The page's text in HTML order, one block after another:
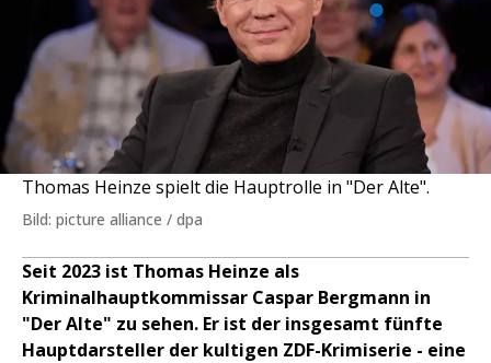
Thomas Heinze spielt die Hauptrolle in "Der Alte".
Bild: picture alliance / dpa
Seit 2023 ist Thomas Heinze als
Kriminalhauptkommissar Caspar Bergmann in
"Der Alte" zu sehen. Er ist der insgesamt fünfte
Hauptdarsteller der kultigen ZDF-Krimiserie - eine